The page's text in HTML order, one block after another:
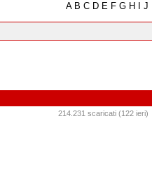
AB C D E F G H J
214.231 scaricati (122 ieri)